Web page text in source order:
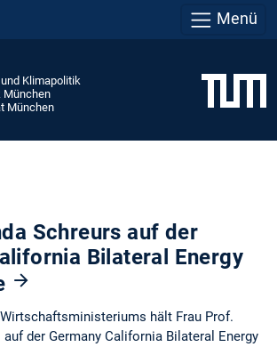
Menü
Klimapolitik
München
München
Schreurs auf der
Bilateral Energy
hält Frau Prof.
auf der Germany California Bilateral Energy